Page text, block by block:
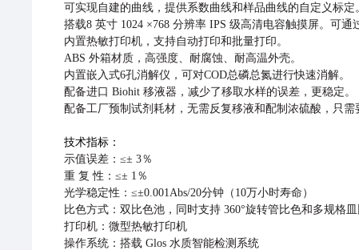
可实现⾃建的曲线，提供系数曲线和样品曲线的⾃定义标定。
搭载8 英⼨ 1024 ×768 分辨率 IPS 级⾼清电容触摸屏。可通
内置热敏打印机，⽀持⾃动打印和批量打印。
ABS 外箱材质，⾼强度、耐腐蚀、耐⾼温外壳。
内置嵌⼊式6孔消解仪，可对COD总磷总氮进⾏快速消解。
配备进⼝ Biohit 移液器，减少了移取⽔样的误差，更稳定。
配备⼯⼚预制试剂耗材，⽆需反复移液和配制浓硫酸， 只需
技术指标：
示值误差：≤± 3％
重 复 性：≤± 1％
光学稳定性：≤±0.001Abs/20分钟（10万⼩时寿命）
⽐⾊⽅式：双⽐⾊池，同时⽀持 360°旋转管⽐⾊和多规格
打印机：微型热敏打印机
操作系统：搭载 Glos ⽔质智能检测系统